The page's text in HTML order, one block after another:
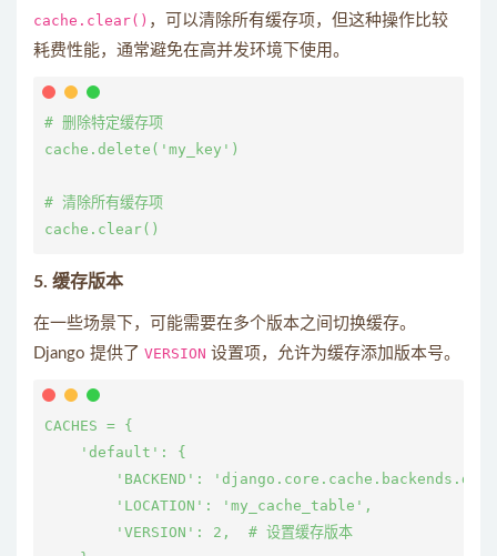
cache.clear() ，可以清除所有缓存项，但这种操作比较
耗费性能，通常避免在高并发环境下使用。
# 删除特定缓存项
cache.delete('my_key')
# 清除所有缓存项
5. 缓存版本
在一些场景下，可能需要在多个版本之间切换缓存。
Django 提供了 VERSION 设置项，允许为缓存添加版本号。
CACHES = {
    'default': {
'BACKEND':
        'LOCATION': 'my_cache_table',
        'VERSION': 2,  # 设置缓存版本